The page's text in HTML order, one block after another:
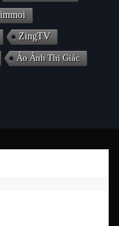
ZingTV
Ảo Ảnh Thị Giác